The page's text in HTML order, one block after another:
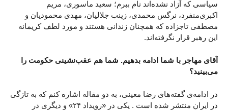
سیاسی که آزاد نشده‌اند نام ببرم؛ سعید ماسوری، مریم
اکبری‌منفرد، نرگس محمدی، زینب جلالیان، مهدی محمودیان و
مصطفی تاجزاده که همچنان زندانی هستند و مورد لطف کریمانه
این رهبر قرار نگرفته‌اند.
آقای مهاجر با شما ادامه بدهیم. شما هم عقب‌نشینی حکومت را
می‌بینید؟
در ادامه‌ی گفته‌های رضا معینی، به دو مقاله اشاره کنم که به تازگی
در ایران منتشر شده است . یکی در «رویداد ۲۴» و دیگری در